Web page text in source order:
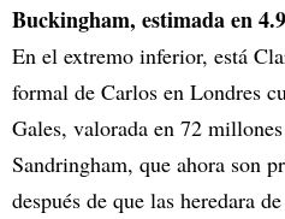
Buckingham, estimada en
En el extremo inferior, está
formal de Carlos en Londres
Gales, valorada en 72
Sandringham, que ahora son
después de que las heredara